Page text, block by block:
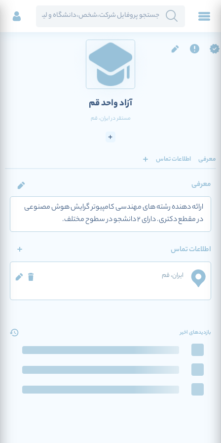
آزاد واحد قم
مستقر درایران، قم
معرفی اطلاعات تماس
معرفی
ارائه دهنده رشته های مهندسی کامپیوتر گرایش هوش مصنوعی
در مقطع دکتری. دارای 2 دانشجو در سطوح مختلف.
اطلاعات تماس
ایران، قم
بازدیدهای اخیر